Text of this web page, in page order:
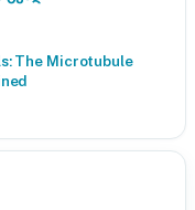
The Microtubule